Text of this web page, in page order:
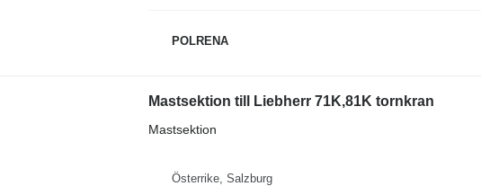
POLRENA
Mastsektion till Liebherr 71K,81K tornkran
Mastsektion
Österrike, Salzburg